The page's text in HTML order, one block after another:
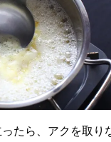
ったら、アクを取